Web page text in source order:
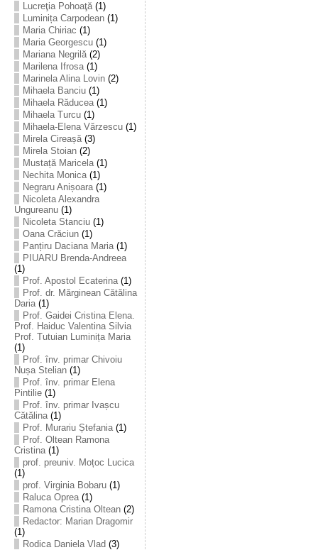
Lucreţia Pohoaţă(1)
Luminița Carpodean(1)
Maria Chiriac (1)
Maria Georgescu(1)
Mariana Negrilă(2)
Marilena Ifrosa(1)
Marinela Alina Lovin(2)
Mihaela Banciu(1)
Mihaela Răducea(1)
Mihaela Turcu(1)
Mihaela-Elena Vărzescu(1)
Mirela Cireașă(3)
Mirela Stoian(2)
Mustață Maricela(1)
Nechita Monica(1)
Negraru Anișoara(1)
Nicoleta Alexandra
Ungureanu(1)
Nicoleta Stanciu(1)
Oana Crăciun(1)
Panțiru Daciana Maria(1)
PIUARU Brenda-Andreea
(1)
Prof. Apostol Ecaterina(1)
Prof. dr. Mărginean Cătălina
Daria(1)
Prof. Gaidei Cristina Elena.
Prof. Haiduc Valentina Silvia
Prof. Tutuian Luminița Maria
(1)
Prof. înv. primar Chivoiu
Nușa Stelian(1)
Prof. înv. primar Elena
Pintilie(1)
Prof. înv. primar Ivașcu
Cătălina(1)
Prof. Murariu Ștefania(1)
Prof. Oltean Ramona
Cristina(1)
prof. preuniv. Moțoc Lucica
(1)
prof. Virginia Bobaru(1)
Raluca Oprea(1)
Ramona Cristina Oltean(2)
Redactor: Marian Dragomir
(1)
Rodica Daniela Vlad (3)